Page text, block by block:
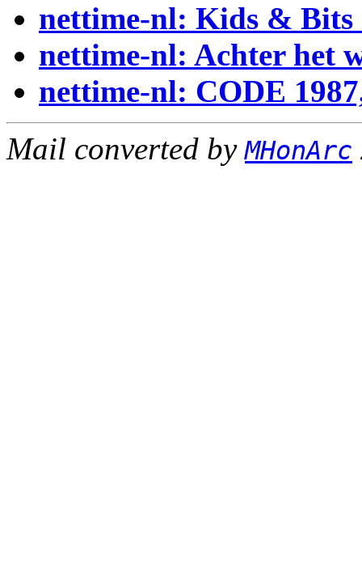
nettime-nl: Kids & Bits
nettime-nl: Achter het
nettime-nl: CODE
Mail converted byMHonArc